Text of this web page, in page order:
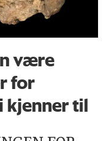
være
for
kjenner til